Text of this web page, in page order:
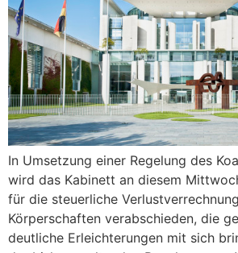
In Umsetzung einer Regelung des
wird das Kabinett an diesem
für die steuerliche
Körperschaften verabschieden, die
deutliche Erleichterungen mit sich